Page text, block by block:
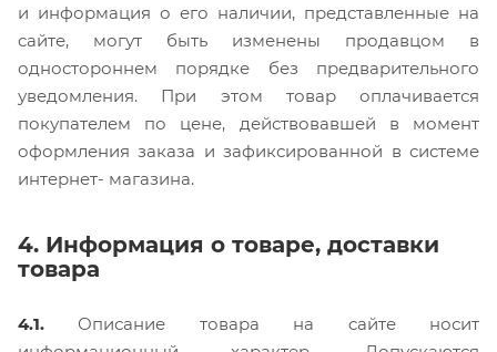
и информация о его наличии, представленные на
сайте, могут быть изменены продавцом в
одностороннем порядке без предварительного
уведомления. При этом товар оплачивается
покупателем по цене, действовавшей в момент
оформления заказа и зафиксированной в системе
интернет- магазина.
4. Информация о товаре, доставки
товара
4.1. Описание товара на сайте носит